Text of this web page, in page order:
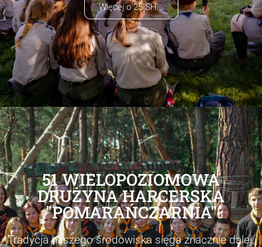
Więcej o 25 SH...
51 WIELOPOZIOMOWA
DRUŻYNA HARCERSKA
"POMARAŃCZARNIA"
Tradycja naszego środowiska sięga znacznie dalej,